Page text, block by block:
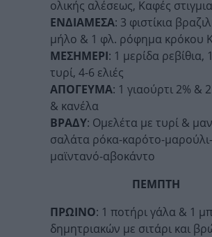
ολικής αλέσεως, Καφές
ΕΝΔΙΑΜΕΣΑ: 3 φιστίκια
μήλο & 1 φλ. ρόφημα κρόκου
ΜΕΣΗΜΕΡΙ: 1 μερίδα ρεβίθια,
τυρί, 4-6 ελιές
ΑΠΟΓΕΥΜΑ: 1 γιαούρτι 2% &
& κανέλα
ΒΡΑΔΥ: Ομελέτα με τυρί &
σαλάτα ρόκα-καρότο-μαρούλι-
μαϊντανό-αβοκάντο
ΠΕΜΠΤΗ
ΠΡΩΙΝΟ: 1 ποτήρι γάλα & 1
δημητριακών με σιτάρι και